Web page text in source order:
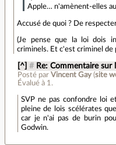
Apple… n'amènent-elles
Accusé de quoi ? De
(Je pense que la loi dois
criminels. Et c'est criminel de
[^] # Re: Commentaire sur
Posté par Vincent Gay(site
Évalué à 1 .
SVP ne pas confondre loi
pleine de lois scélérates
car je n'ai pas de burin
Godwin.